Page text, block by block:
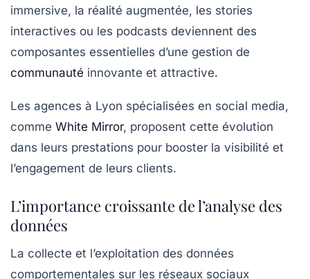
immersive, la réalité augmentée, les stories
interactives ou les podcasts deviennent des
composantes essentielles d’une gestion de
communauté innovante et attractive.
Les agences à Lyon spécialisées en social media,
comme White Mirror, proposent cette évolution
dans leurs prestations pour booster la visibilité et
l’engagement de leurs clients.
L’importance croissante de l’analyse des
données
La collecte et l’exploitation des données
comportementales sur les réseaux sociaux